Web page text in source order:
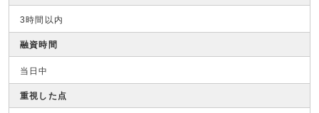
3時間以内
融資時間
当日中
重視した点